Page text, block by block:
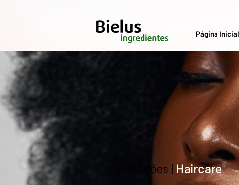
Página Inicial
Aplicações | Haircare